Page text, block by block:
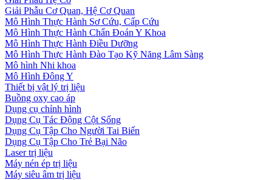
Giải Phẫu Cơ Quan, Hệ Cơ Quan
Mô Hình Thực Hành Sơ Cứu, Cấp Cứu
Mô Hình Thực Hành Chẩn Đoán Y Khoa
Mô Hình Thực Hành Điều Dưỡng
Mô Hình Thực Hành Đào Tạo Kỹ Năng Lâm Sàng
Mô hình Nhi khoa
Mô Hình Đông Y
Thiết bị vật lý trị liệu
Buồng oxy cao áp
Dụng cụ chỉnh hình
Dụng Cụ Tác Động Cột Sống
Dụng Cụ Tập Cho Người Tai Biến
Dụng Cụ Tập Cho Trẻ Bại Não
Laser trị liệu
Máy nén ép trị liệu
Máy siêu âm trị liệu